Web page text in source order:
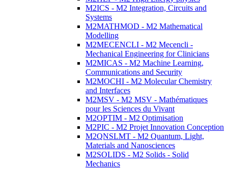
M2ICS - M2 Integration, Circuits and
Systems
M2MATHMOD - M2 Mathematical
Modelling
M2MECENCLI - M2 Mecencli -
Mechanical Engineering for Clinicians
M2MICAS - M2 Machine Learning,
Communications and Security
M2MOCHI - M2 Molecular Chemistry
and Interfaces
M2MSV - M2 MSV - Mathématiques
pour les Sciences du Vivant
M2OPTIM - M2 Optimisation
M2PIC - M2 Projet Innovation Conception
M2QNSLMT - M2 Quantum, Light,
Materials and Nanosciences
M2SOLIDS - M2 Solids - Solid
Mechanics